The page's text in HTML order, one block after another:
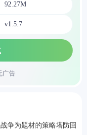
92.27M
v1.5.7
广告
争为题材的策略塔防回